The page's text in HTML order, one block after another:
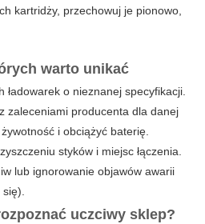
kartridży, przechowuj je pionowo,
warto unikać
ładowarek o nieznanej specyfikacji.
zaleceniami producenta dla danej
i obciążyć baterię.
styków i miejsc łączenia.
lub ignorowanie objawów awarii
się).
uczciwy sklep?